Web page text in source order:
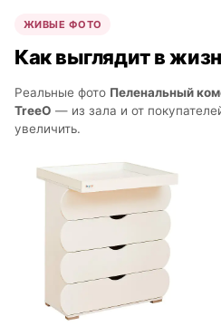
ЖИВЫЕ ФОТО
Как выглядит в
Реальные фото Пеленальный
TreeO — из зала и от
увеличить.